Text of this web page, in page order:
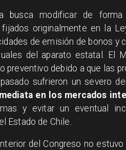
busca modificar de
originalmente en la
de emisión de bonos y
del aparato estatal. El
preventivo debido a que las
sufrieron un severo
en los mercados
y evitar un eventual
Estado de Chile.
del Congreso no